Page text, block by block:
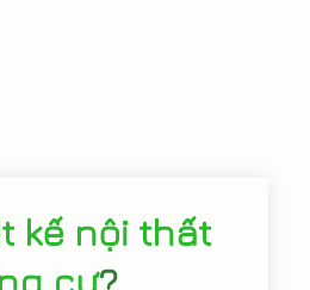
kế nội thất
cư?